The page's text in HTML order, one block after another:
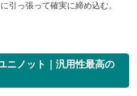
引っ張って確実に締め込む。
ニノット｜汎用性最高の